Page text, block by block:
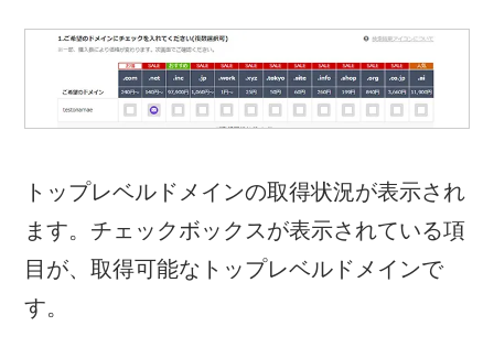
トップレベルドメインの取得状況が表示され
ます。チェックボックスが表示されている項
目が、取得可能なトップレベルドメインで
す。